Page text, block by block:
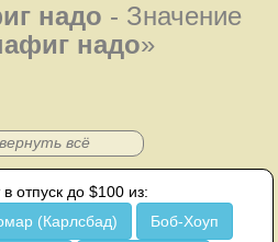
надо - Значение
надо»
всё
отпуск до $100 из:
(Карлсбад) Боб-Хоуп